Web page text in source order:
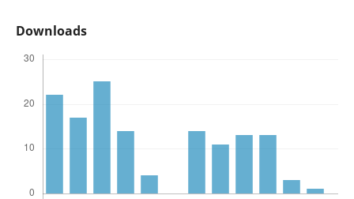
Downloads